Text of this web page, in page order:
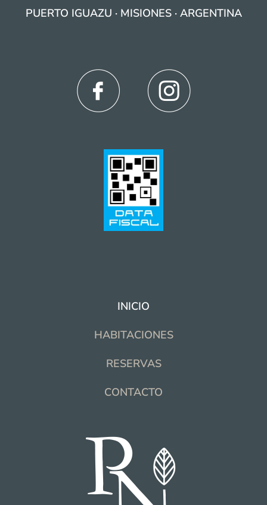
PUERTO IGUAZU · MISIONES · ARGENTINA
INICIO
HABITACIONES
RESERVAS
CONTACTO